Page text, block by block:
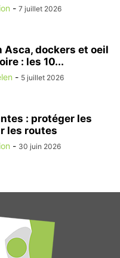
- 7 juillet 2026
dockers et oeil
: les 10...
- 5 juillet 2026
: protéger les
les routes
- 30 juin 2026